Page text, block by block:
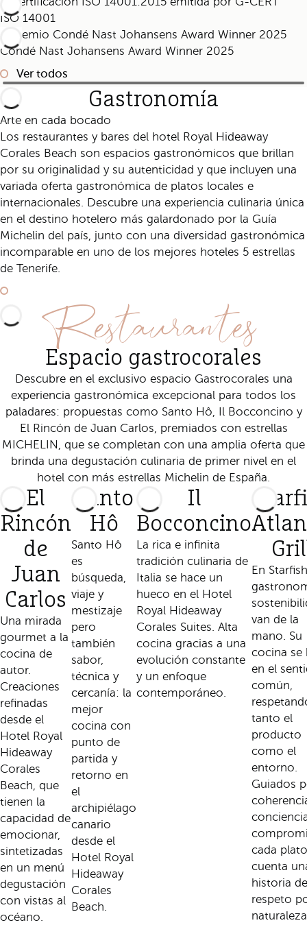
ISO 14001
Condé Nast Johansens Award Winner 2025
Ver todos
Gastronomía
Arte en cada bocado
Los restaurantes y bares del hotel Royal Hideaway
Corales Beach son espacios gastronómicos que brillan
por su originalidad y su autenticidad y que incluyen una
variada oferta gastronómica de platos locales e
internacionales. Descubre una experiencia culinaria única
en el destino hotelero más galardonado por la Guía
Michelin del país, junto con una diversidad gastronómica
incomparable en uno de los mejores hoteles 5 estrellas
de Tenerife.
Restaurantes
Espacio gastrocorales
Descubre en el exclusivo espacio Gastrocorales una
experiencia gastronómica excepcional para todos los
paladares: propuestas como Santo Hô, Il Bocconcino y
El Rincón de Juan Carlos, premiados con estrellas
MICHELIN, que se completan con una amplia oferta que
brinda una degustación culinaria de primer nivel en el
hotel con más estrellas Michelin de España.
El
Rincón
de
Juan
Carlos
Una mirada
gourmet a la
cocina de
autor.
Creaciones
refinadas
desde el
Hotel Royal
Hideaway
Corales
Beach, que
tienen la
capacidad de
emocionar,
sintetizadas
en un menú
degustación
con vistas al
océano.
Santo
Hô
Santo Hô
es
búsqueda,
viaje y
mestizaje
pero
también
sabor,
técnica y
cercanía: la
mejor
cocina con
punto de
partida y
retorno en
el
archipiélago
canario
desde el
Hotel Royal
Hideaway
Corales
Beach.
Il
Bocconcino
La rica e infinita
tradición culinaria de
Italia se hace un
hueco en el Hotel
Royal Hideaway
Corales Suites. Alta
cocina gracias a una
evolución constante
y un enfoque
contemporáneo.
En
van de la
mano. Su
cocina se
en el
común,
tanto el
producto
como el
entorno.
Guiados
cada plato
cuenta
historia de
respeto